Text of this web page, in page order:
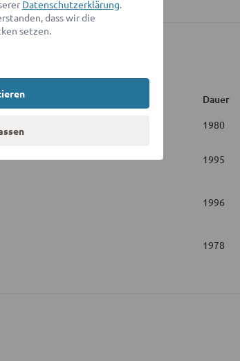
Titel
Dauer
1980
1995
1996
1978
Datenschutzerklärung.
dass wir die
setzen.